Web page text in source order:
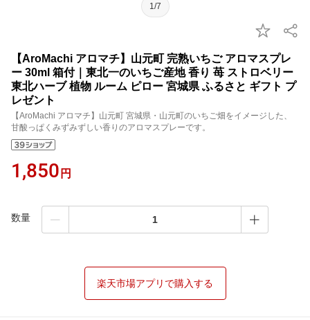
1/7
【AroMachi アロマチ】山元町 完熟いちご アロマスプレ
ー 30ml 箱付｜東北一のいちご産地 香り 苺 ストロベリー
東北ハーブ 植物 ルーム ピロー 宮城県 ふるさと ギフト プ
レゼント
【AroMachi アロマチ】山元町 宮城県・山元町のいちご畑をイメージした、
甘酸っぱくみずみずしい香りのアロマスプレーです。
1,850 円
数量
楽天市場アプリで購入する